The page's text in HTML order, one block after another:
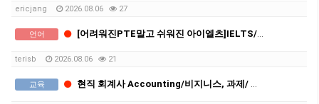
ericjang 2026.08.06 27
언어 [어려워진PTE말고 쉬워진 아이엘츠]IELTS/회화,기초영어 단기고득점 쪽집게 맞춤 과외
terisb 2026.08.06 21
교육 현직 회계사 Accounting/비지니스, 과제/ 시험 도움,-QUT 회계 졸업생, MBA졸업생